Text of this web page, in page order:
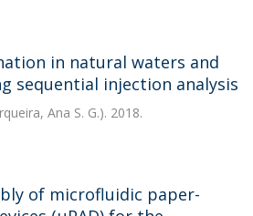
in natural waters and
sequential injection analysis
Ana S. G.). 2018.
of microfluidic paper-